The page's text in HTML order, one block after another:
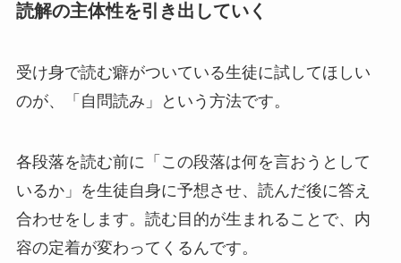
読解の主体性を引き出していく
受け身で読む癖がついている生徒に試してほしい
のが、「自問読み」という方法です。
各段落を読む前に「この段落は何を言おうとして
いるか」を生徒自身に予想させ、読んだ後に答え
合わせをします。読む目的が生まれることで、内
容の定着が変わってくるんです。